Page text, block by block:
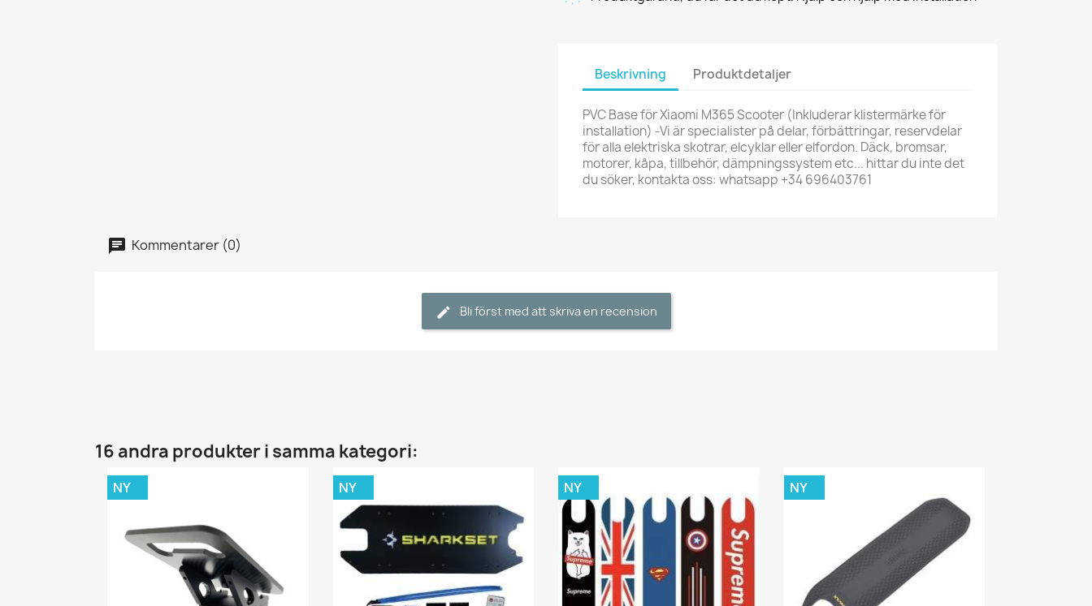
Beskrivning Produktdetaljer
PVC Base för Xiaomi M365 Scooter (Inkluderar klistermärke för
installation) -Vi är specialister på delar, förbättringar, reservdelar
för alla elektriska skotrar, elcyklar eller elfordon. Däck, bromsar,
motorer, kåpa, tillbehör, dämpningssystem etc... hittar du inte det
du söker, kontakta oss: whatsapp +34 696403761
Kommentarer (0)
Bli först med att skriva en recension
16 andra produkter i samma kategori:
NY NY NY NY